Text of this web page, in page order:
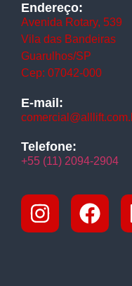
Endereço:
Avenida Rotary, 539
Vila das Bandeiras
Guarulhos/SP
Cep: 07042-000
E-mail:
Telefone:
+55 (11) 2094-2904